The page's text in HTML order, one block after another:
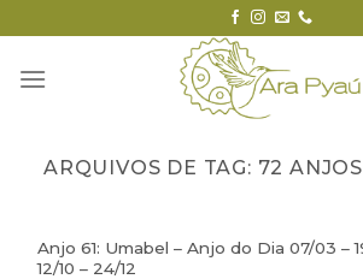
to
content
ARQUIVOS DE TAG: 72
Anjo 61: Umabel – Anjo do Dia 07/03 –
12/10 – 24/12